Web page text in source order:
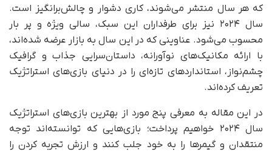
که هر سال منتشر می‌شوند، کاری دشوار و چالش‌برانگیز است.
سال ۲۰۲۴ نیز برای طرفداران این سبک، سالی ویژه و پر بار
محسوب می‌شود. عناوینی که در این سال به بازار عرضه شده‌اند،
با ارائه مکانیک‌های نوآورانه، داستان‌سرایی جذاب و گرافیک
چشم‌نواز، استانداردهای تازه‌ای را در دنیای بازی‌های استراتژیک
تعریف کرده‌اند.
در این مقاله به معرفی پنج مورد از بهترین بازی‌های استراتژیک
سال ۲۰۲۴ خواهیم پرداخت؛ بازی‌هایی که توانسته‌اند توجه
منتقدان و گیمرها را به خود جلب کنند و ارزش تجربه کردن را